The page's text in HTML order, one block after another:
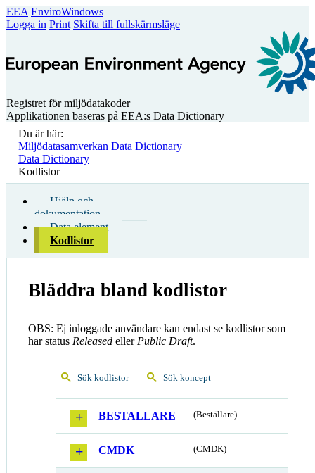
EEA EnviroWindows
Logga in Print Skifta till fullskärmsläge
Registret för miljödatakoder
Applikationen baseras på EEA:s Data Dictionary
Du är här:
Miljödatasamverkan Data Dictionary
Data Dictionary
Kodlistor
Hjälp och
dokumentation
Data element
Kodlistor
Bläddra bland kodlistor
OBS: Ej inloggade användare kan endast se kodlistor som
har status Released eller Public Draft.
Sök kodlistor Sök koncept
BESTALLARE (Beställare)
CMDK (CMDK)